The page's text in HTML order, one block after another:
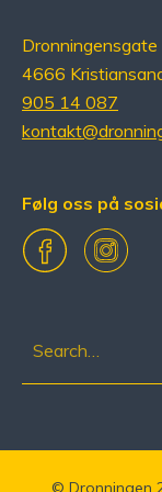
Dronningensgate
4666
905 14 087
Følg oss på
Facebook
etter:
© Dronningen